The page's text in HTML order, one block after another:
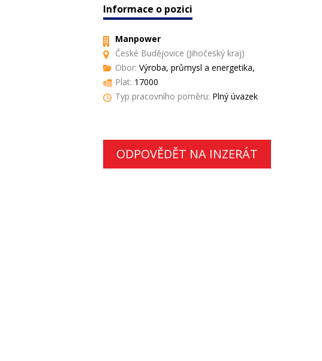
Informace o pozici
Manpower
České Budějovice (Jihočeský kraj)
Obor: Výroba, průmysl a energetika,
Plat: 17000
Typ pracovního poměru: Plný úvazek
ODPOVĚDĚT NA INZERÁT